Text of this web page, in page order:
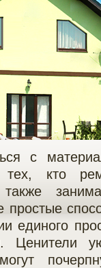
с
тех, кто
простые
единого
Ценители